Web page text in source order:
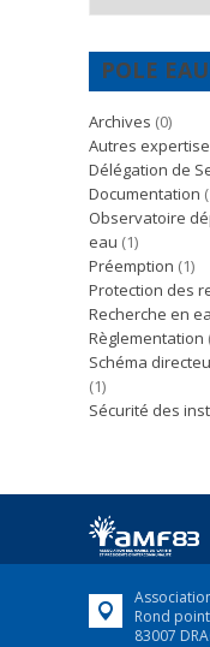
POLE EAU
Archives (0)
Autres
Délégation de
Documentation
Observatoire
eau (1)
Préemption (1)
Protection des
Recherche en
Règlementation
Schéma
(1)
Sécurité des
Rond
83007